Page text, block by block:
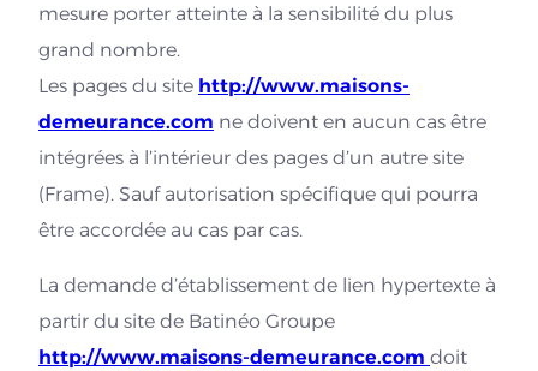
mesure porter atteinte à la sensibilité du plus
grand nombre.
Les pages du site http://www.maisons-
demeurance.com ne doivent en aucun cas être
intégrées à l’intérieur des pages d’un autre site
(Frame). Sauf autorisation spécifique qui pourra
être accordée au cas par cas.
La demande d’établissement de lien hypertexte à
partir du site de Batinéo Groupe
http://www.maisons-demeurance.com doit